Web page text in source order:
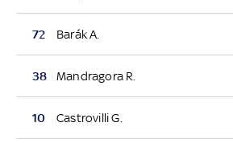
72 Barák A.
38 Mandragora R.
10 Castrovilli G.